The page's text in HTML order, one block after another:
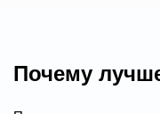
Почему